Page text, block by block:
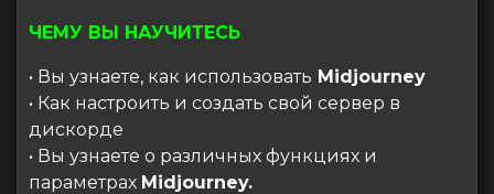
ЧЕМУ ВЫ НАУЧИТЕСЬ
• Вы узнаете, как использовать Midjourney
• Как настроить и создать свой сервер в
дискорде
• Вы узнаете о различных функциях и
параметрах Midjourney.